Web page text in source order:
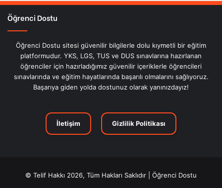
Öğrenci Dostu
Öğrenci Dostu sitesi güvenilir bilgilerle dolu kıymetli bir eğitim
platformudur. YKS, LGS, TUS ve DUS sınavlarına hazırlanan
öğrenciler için hazırladığımız güvenilir içeriklerle öğrencileri
sınavlarında ve eğitim hayatlarında başarılı olmalarını sağlıyoruz.
Başarıya giden yolda dostunuz olarak yanınızdayız!
İletişim Gizlilik Politikası
© Telif Hakkı 2026, Tüm Hakları Saklıdır | Öğrenci Dostu